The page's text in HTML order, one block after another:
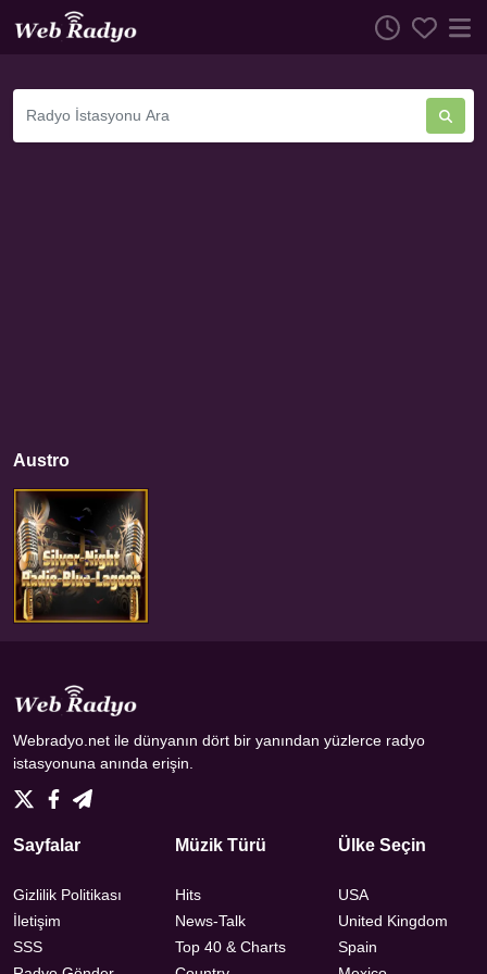
Austro
Webradyo.net ile dünyanın dört bir yanından yüzlerce radyo
istasyonuna anında erişin.
Sayfalar
Gizlilik Politikası
İletişim
SSS
Müzik Türü
Hits
News-Talk
Top 40 & Charts
Ülke Seçin
USA
United Kingdom
Spain